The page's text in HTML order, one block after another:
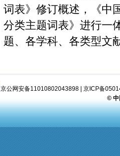
词表》修订概述，《中
分类主题词表》进行一
题、各学科、各类型文
京公网安备11010802043898
京ICP备
© 中